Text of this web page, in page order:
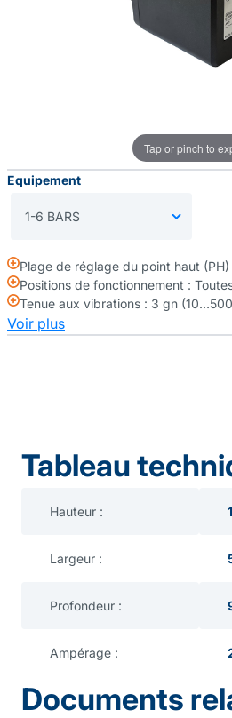
Tap or pinch to
Plage de réglage du point haut
Positions de fonctionnement :
Tenue aux vibrations : 3 gn
Voir plus
Equipement
Tableau
Hauteur :
Largeur :
Profondeur :
Ampérage :
Documents